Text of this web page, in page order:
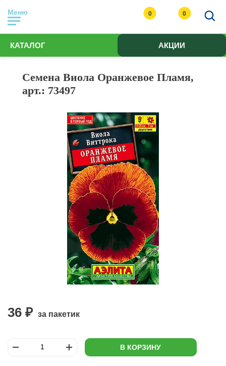
Меню 0 0
КАТАЛОГ АКЦИИ
Семена Виола Оранжевое Пламя,
арт.: 73497
36 ₽ за пакетик
В КОРЗИНУ